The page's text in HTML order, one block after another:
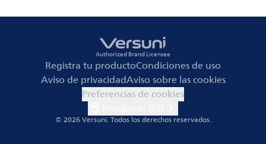
Authorized Brand Licensee
Registra tu productoCondiciones de uso
Aviso de privacidadAviso sobre las cookies
Preferencias de cookies
© 2026 Versuni.Todos los derechos reservados.